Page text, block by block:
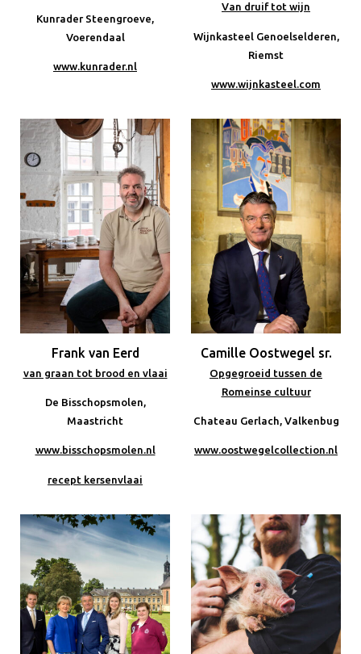
Kunrader Steengroeve,
Voerendaal
www.kunrader.nl
Van druif tot wijn
Wijnkasteel Genoelselderen,
Riemst
www.wijnkasteel.com
Frank van Eerd
van graan tot brood en vlaai
De Bisschopsmolen,
Maastricht
www.bisschopsmolen.nl
recept kersenvlaai
Camille Oostwegel sr.
Opgegroeid tussen de
Romeinse cultuur
Chateau Gerlach, Valkenbug
www.oostwegelcollection.nl